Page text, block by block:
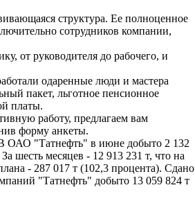
структура. Ее полноценное
сотрудников компании,
от руководителя до рабочего, и
одаренные люди и мастера
пакет, льготное пенсионное
платы.
работу, предлагаем вам
форму анкеты.
В ОАО "Татнефть" в июне добыто 2 132
шесть месяцев - 12 913 231 т, что на
- 287 017 т (102,3 процента). Сдано
"Татнефть" добыто 13 059 824 т